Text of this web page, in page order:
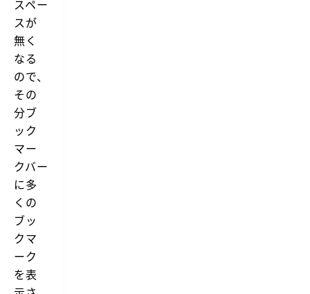
スペー
スが
無く
なる
ので、
その
分ブ
ック
マー
クバー
に多
くの
ブッ
クマ
ーク
を表